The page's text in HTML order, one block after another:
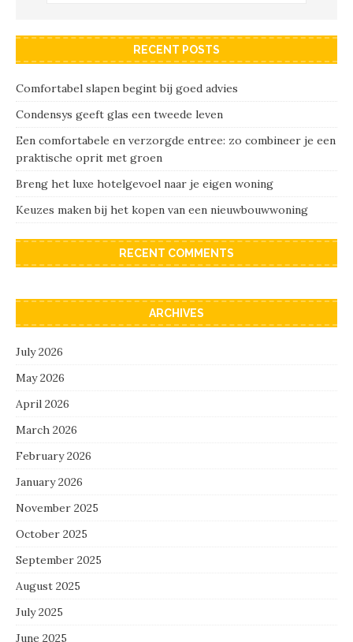
RECENT POSTS
Comfortabel slapen begint bij goed advies
Condensys geeft glas een tweede leven
Een comfortabele en verzorgde entree: zo combineer je een
praktische oprit met groen
Breng het luxe hotelgevoel naar je eigen woning
Keuzes maken bij het kopen van een nieuwbouwwoning
RECENT COMMENTS
ARCHIVES
July 2026
May 2026
April 2026
March 2026
February 2026
January 2026
November 2025
October 2025
September 2025
August 2025
July 2025
June 2025